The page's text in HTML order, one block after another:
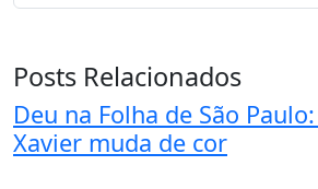
Posts Relacionados
Deu na Folha de São
Xavier muda de cor